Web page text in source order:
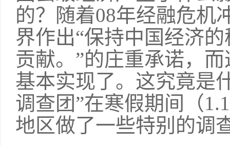
的？随着08年经融危机
界作出“保持中国经济
贡献。”的庄重承诺，
基本实现了。这究竟是
调查团”在寒假期间（
地区做了一些特别的调